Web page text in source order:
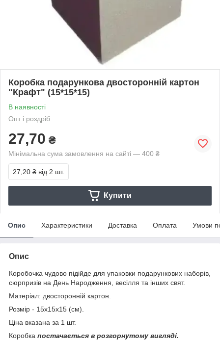
Коробка подарункова двосторонній картон
"Крафт" (15*15*15)
В наявності
Опт і роздріб
27,70 ₴
Мінімальна сума замовлення на сайті — 400 ₴
27,20 ₴ від 2 шт.
Купити
Опис Характеристики Доставка Оплата Умови
Опис
Коробочка чудово підійде для упаковки подарункових наборів,
сюрпризів на День Народження, весілля та інших свят.
Матеріал: двосторонній картон.
Розмір - 15х15х15 (см).
Ціна вказана за 1 шт.
Коробка постачається в розгорнутому вигляді.